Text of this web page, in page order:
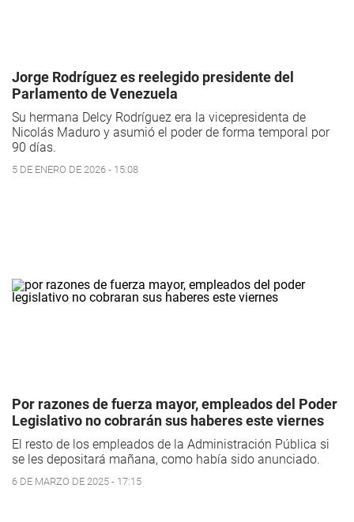
Jorge Rodríguez es reelegido presidente del
Parlamento de Venezuela
Su hermana Delcy Rodríguez era la vicepresidenta de
Nicolás Maduro y asumió el poder de forma temporal por
90 días.
5 DE ENERO DE 2026 - 15:08
Por razones de fuerza mayor, empleados del Poder
Legislativo no cobrarán sus haberes este viernes
El resto de los empleados de la Administración Pública si
se les depositará mañana, como había sido anunciado.
6 DE MARZO DE 2025 - 17:15